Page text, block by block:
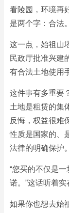
看陵园，环境再
是两个字：合法。
这一点，始祖山
民政厅批准兴
有合法土地使用
这件事有多重要
土地是租赁的集
反悔，权益很难
性质是国家的、
法律的明确保护。
“您买的不仅是
诺。”这话听着实
如果你也想去始